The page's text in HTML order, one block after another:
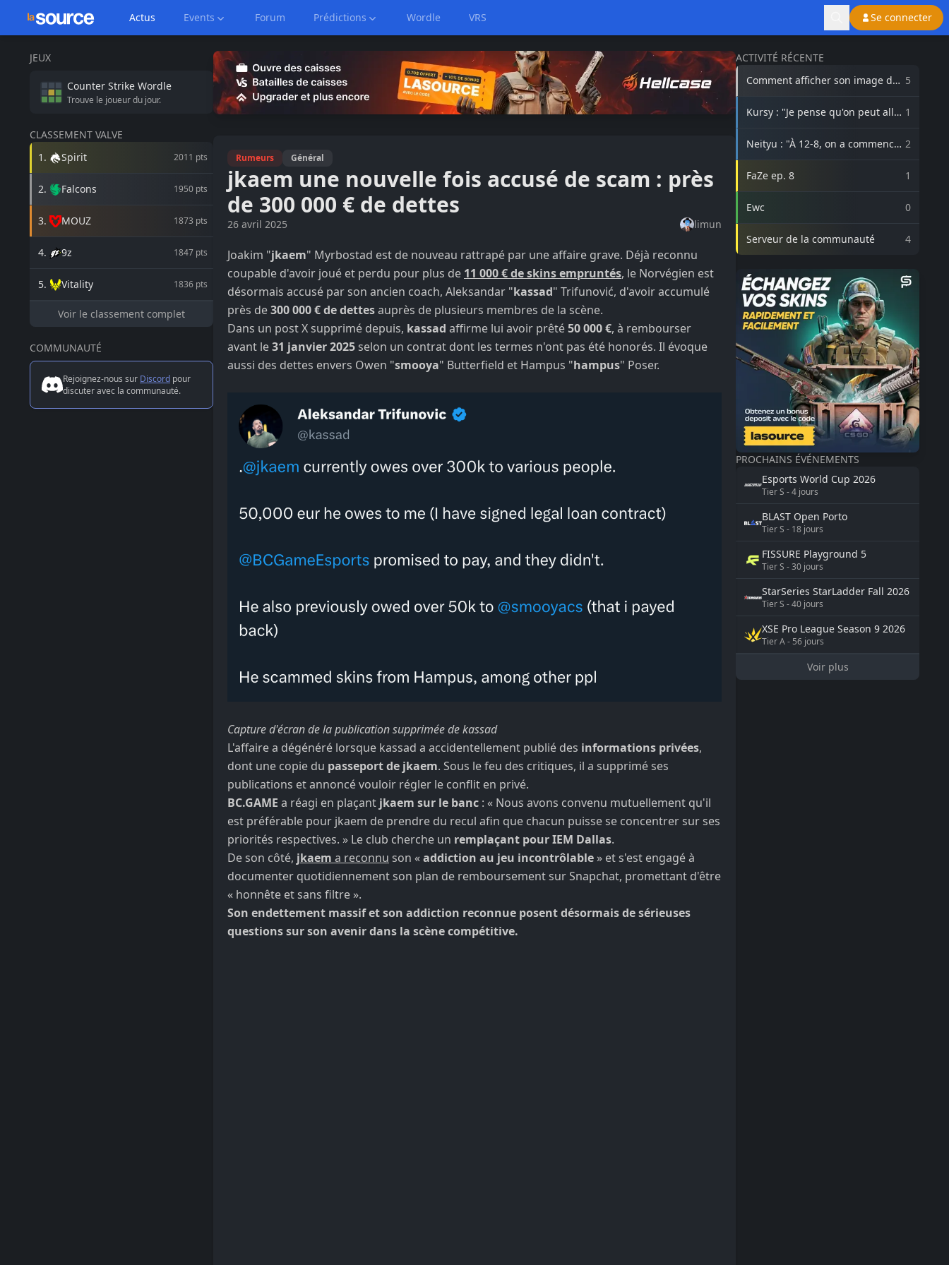
Actus Events Forum Prédictions Wordle VRS Se connecter
JEUX
Counter Strike Wordle
Trouve le joueur du jour.
CLASSEMENT VALVE
1 . Spirit 2011 pts
2. Falcons 1950 pts
3. MOUZ 1873 pts
4. 9z 1847 pts
5. Vitality 1836 pts
Voir le classement complet
COMMUNAUTÉ
Rejoignez-nous sur Discord pour
discuter avec la communauté.
Rumeurs Général
jkaem une nouvelle fois accusé de scam : près
de 300 000 € de dettes
26 avril 2025 limun
Joakim "jkaem" Myrbostad est de nouveau rattrapé par une affaire grave. Déjà reconnu
coupable d'avoir joué et perdu pour plus de 11 000 € de skins empruntés, le Norvégien est
désormais accusé par son ancien coach, Aleksandar "kassad" Trifunović, d'avoir accumulé
près de300 000 € de dettesauprès de plusieurs membres de la scène.
Dans un post X supprimé depuis, kassad affirme lui avoir prêté50 000 €, à rembourser
avant le31 janvier 2025selon un contrat dont les termes n'ont pas été honorés. Il évoque
aussi des dettes envers Owen "smooya" Butterfield et Hampus "hampus" Poser.
Capture d'écran de la publication supprimée de kassad
L'affaire a dégénéré lorsque kassad a accidentellement publié des informations privées,
dont une copie du passeport de jkaem. Sous le feu des critiques, il a supprimé ses
publications et annoncé vouloir régler le conflit en privé.
BC.GAME a réagi en plaçant jkaem sur le banc : « Nous avons convenu mutuellement qu'il
est préférable pour jkaem de prendre du recul afin que chacun puisse se concentrer sur ses
priorités respectives. » Le club cherche un remplaçant pour IEM Dallas.
De son côté, jkaem a reconnu son «addiction au jeu incontrôlable » et s'est engagé à
documenter quotidiennement son plan de remboursement sur Snapchat, promettant d'être
« honnête et sans filtre ».
Son endettement massif et son addiction reconnue posent désormais de sérieuses
questions sur son avenir dans la scène compétitive.
ACTIVITÉ RÉCENTE
Comment afficher son image de
5
Kursy : "Je pense qu'on peut aller
3DMAX"
1
Neityu : "À 12-8, on a commencé 2
FaZe ep. 8 1
Ewc 0
Serveur de la communauté 4
PROCHAINS ÉVÉNEMENTS
Esports World Cup 2026
TierS -4 jours
BLAST Open Porto
TierS - 18 jours
FISSURE Playground 5
TierS -30 jours
StarSeries StarLadder Fall 2026
TierS -40 jours
XSE Pro League Season 9 2026
TierA- 56 jours
Voir plus